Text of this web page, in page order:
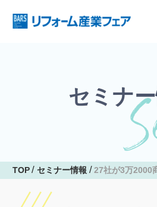
セミナ
TOP セミナー情報 27社が3万2000